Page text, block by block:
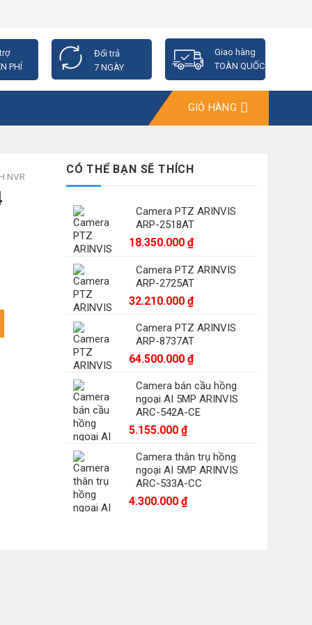
PHÍ
Đổi trả
7 NGÀY
Giao hàng
TOÀN QUỐC
GIỎ HÀNG
NVR
CÓ THỂ BẠN SẼ THÍCH
Camera PTZ ARINVIS
ARP-2518AT
18.350.000 ₫
Camera PTZ ARINVIS
ARP-2725AT
32.210.000 ₫
Camera PTZ ARINVIS
ARP-8737AT
64.500.000 ₫
Camera bán cầu hồng
ngoại AI 5MP ARINVIS
ARC-542A-CE
5.155.000 ₫
Camera thân trụ hồng
ngoại AI 5MP ARINVIS
ARC-533A-CC
4.300.000 ₫